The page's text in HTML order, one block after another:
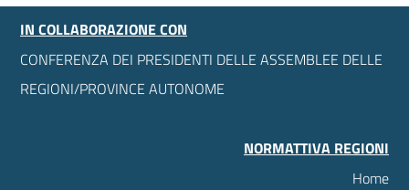
IN COLLABORAZIONE CON
CONFERENZA DEI PRESIDENTI DELLE ASSEMBLEE DELLE
REGIONI/PROVINCE AUTONOME
NORMATTIVA REGIONI
Home